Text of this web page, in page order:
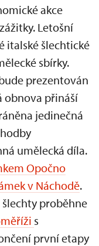
akce
Letošní
italské šlechtické
sbírky.
prezentován
obnova přináší
jedinečná
umělecká díla.
Opočno
v Náchodě.
proběhne
s
první etapy